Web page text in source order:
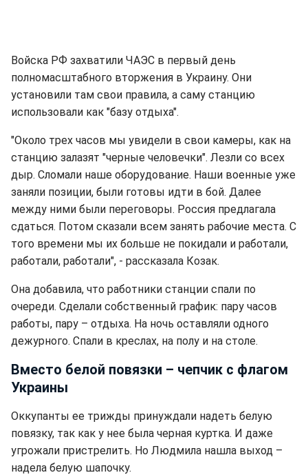
Войска РФ захватили ЧАЭС в первый день
полномасштабного вторжения в Украину. Они
установили там свои правила, а саму станцию
использовали как "базу отдыха".
"Около трех часов мы увидели в свои камеры, как на
станцию залазят "черные человечки". Лезли со всех
дыр. Сломали наше оборудование. Наши военные уже
заняли позиции, были готовы идти в бой. Далее
между ними были переговоры. Россия предлагала
сдаться. Потом сказали всем занять рабочие места. С
того времени мы их больше не покидали и работали,
работали, работали", - рассказала Козак.
Она добавила, что работники станции спали по
очереди. Сделали собственный график: пару часов
работы, пару – отдыха. На ночь оставляли одного
дежурного. Спали в креслах, на полу и на столе.
Вместо белой повязки – чепчик с флагом
Украины
Оккупанты ее трижды принуждали надеть белую
повязку, так как у нее была черная куртка. И даже
угрожали пристрелить. Но Людмила нашла выход –
надела белую шапочку.